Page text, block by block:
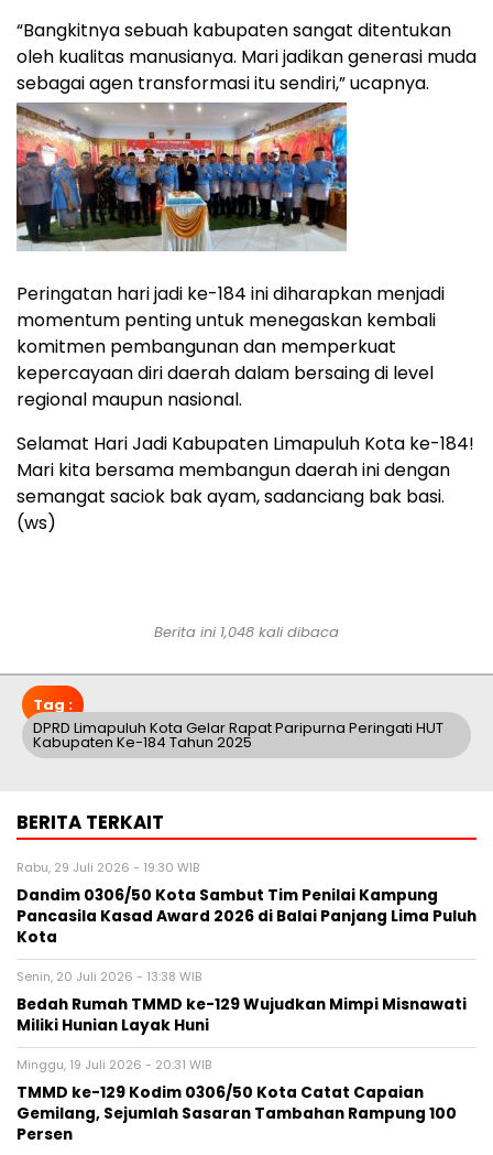
“Bangkitnya sebuah kabupaten sangat ditentukan
oleh kualitas manusianya. Mari jadikan generasi muda
sebagai agen transformasi itu sendiri,” ucapnya.
Peringatan hari jadi ke-184 ini diharapkan menjadi
momentum penting untuk menegaskan kembali
komitmen pembangunan dan memperkuat
kepercayaan diri daerah dalam bersaing di level
regional maupun nasional.
Selamat Hari Jadi Kabupaten Limapuluh Kota ke-184!
Mari kita bersama membangun daerah ini dengan
semangat saciok bak ayam, sadanciang bak basi.
(ws)
Berita ini 1,048 kali dibaca
Tag :
DPRD Limapuluh Kota Gelar Rapat Paripurna Peringati HUT
Kabupaten Ke-184 Tahun 2025
BERITA TERKAIT
Rabu, 29 Juli 2026 - 19:30 WIB
Dandim 0306/50 Kota Sambut Tim Penilai Kampung
Pancasila Kasad Award 2026 di Balai Panjang Lima Puluh
Kota
Senin, 20 Juli 2026 - 13:38 WIB
Bedah Rumah TMMD ke-129 Wujudkan Mimpi Misnawati
Miliki Hunian Layak Huni
Minggu, 19 Juli 2026 - 20:31 WIB
TMMD ke-129 Kodim 0306/50 Kota Catat Capaian
Gemilang, Sejumlah Sasaran Tambahan Rampung 100
Persen